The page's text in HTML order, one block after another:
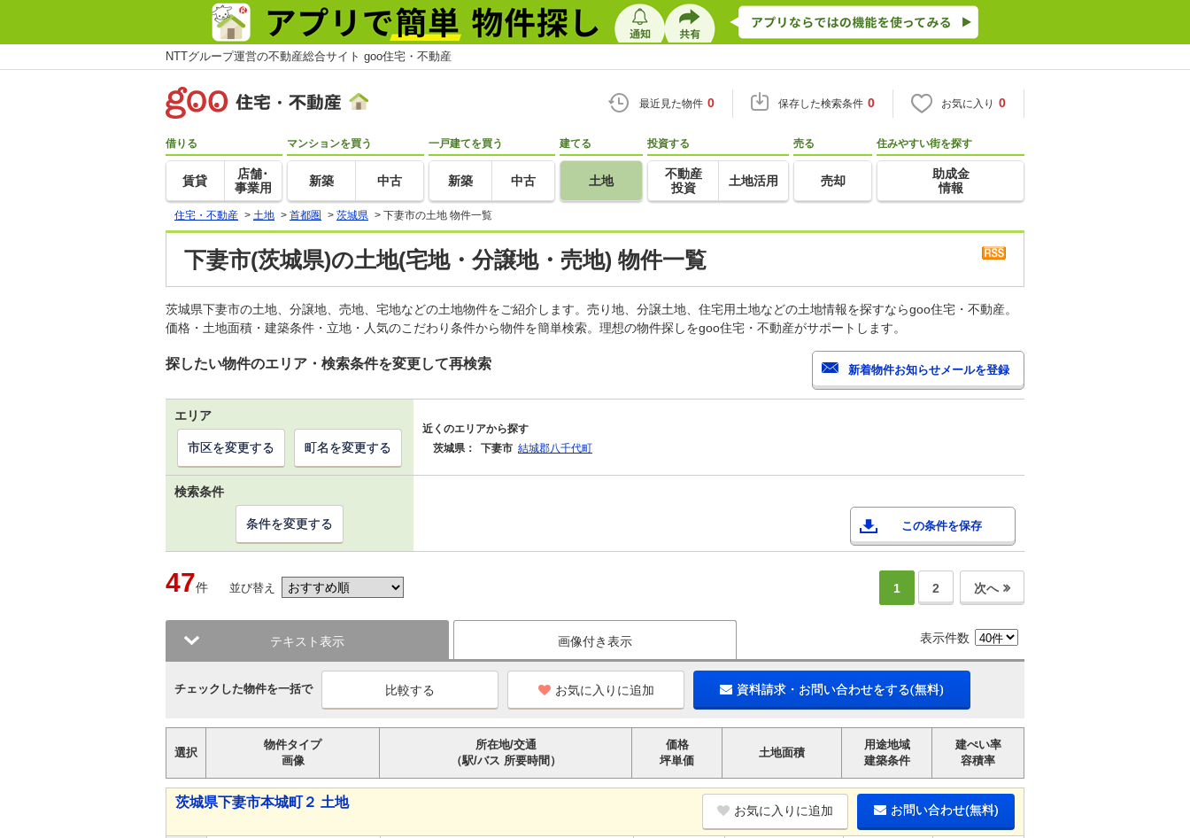
NTTグループ運営の不動産総合サイト goo住宅・不動産
最近見た物件 0 保存した検索条件 0 お気に入り 0
借りる
賃貸
店舗･
事業用
マンションを買う
新築 中古
一戸建てを買う
新築 中古
建てる
土地
投資する
不動産
投資
土地活用
売る
売却
住みやすい街を探す
助成金
情報
住宅・不動産 > 土地 > 首都圏 > 茨城県 > 下妻市の土地 物件一覧
下妻市(茨城県)の土地(宅地・分譲地・売地) 物件一覧
茨城県下妻市の土地、分譲地、売地、宅地などの土地物件をご紹介します。売り地、分譲土地、住宅用土地などの土地情報を探すならgoo住宅・不動産。
価格・土地面積・建築条件・立地・人気のこだわり条件から物件を簡単検索。理想の物件探しをgoo住宅・不動産がサポートします。
探したい物件のエリア・検索条件を変更して再検索
エリア
近くのエリアから探す
茨城県：
下妻市 結城郡八千代町
市区を変更する 町名を変更する
検索条件
この条件を保存
条件を変更する
47件 並び替え 1 2 次へ
テキスト表示 画像付き表示 表示件数
チェックした物件を一括で お気に入りに追加 資料請求・お問い合わせをする(無料)
選択
物件タイプ
画像
所在地/交通
（駅/バス 所要時間）
価格
坪単価
土地面積
用途地域
建築条件
建ぺい率
容積率
茨城県下妻市本城町２ 土地
お気に入りに追加 お問い合わせ(無料)